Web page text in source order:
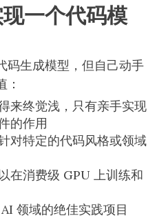
一个代码模
码生成模型，但自己动手
来终觉浅，只有亲手实现
的作用
对特定的代码风格或领域
在消费级 GPU 上训练和
领域的绝佳实践项目